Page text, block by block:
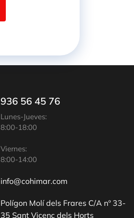
936 56 45 76
Lunes-Jueves:
8:00-18:00
Viernes:
8:00-14:00
info@cohimar.com
Polígon Molí dels Frares C/A nº 33-
35 Sant Vicenç dels Horts